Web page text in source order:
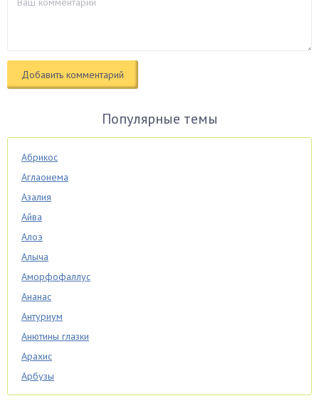
Популярные темы
Абрикос
Аглаонема
Азалия
Айва
Алоэ
Алыча
Аморфофаллус
Ананас
Антуриум
Анютины глазки
Арахис
Арбузы
Аспарагус